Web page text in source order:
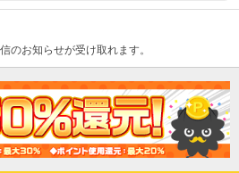
のお知らせが受け取れます。